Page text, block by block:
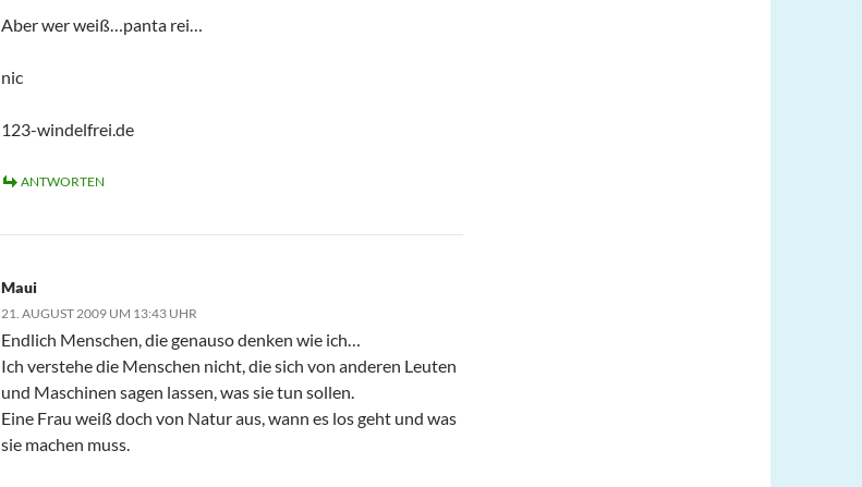
Aber wer weiß…panta rei…
nic
123-windelfrei.de
ANTWORTEN
Maui
21. AUGUST 2009 UM 13:43 UHR
Endlich Menschen, die genauso denken wie ich…
Ich verstehe die Menschen nicht, die sich von anderen Leuten
und Maschinen sagen lassen, was sie tun sollen.
Eine Frau weiß doch von Natur aus, wann es los geht und was
sie machen muss.